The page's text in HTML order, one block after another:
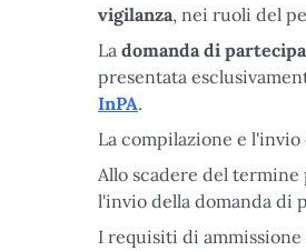
vigilanza, nei ruoli del
La domanda di
presentata
InPA.
La compilazione e
Allo scadere del termine
l'invio della domanda di
I requisiti di